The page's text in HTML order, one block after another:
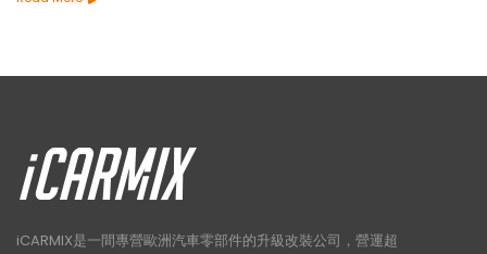
iCARMIX是一間專營歐洲汽車零部件的升級改裝公司，營運超